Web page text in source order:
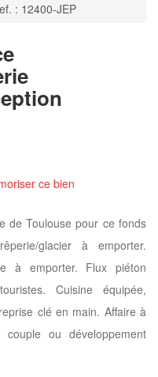
: 12400-JEP
ce bien
de Toulouse pour ce fonds
glacier à emporter.
à emporter. Flux piéton
Cuisine équipée,
clé en main. Affaire à
ou développement